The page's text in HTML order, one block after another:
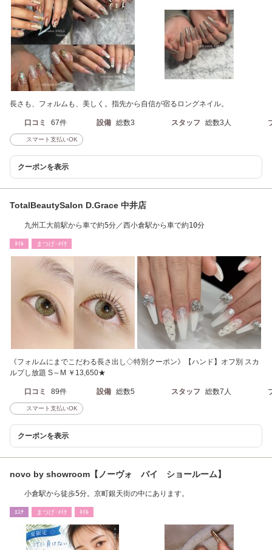
長さも、フォルムも、美しく。指先から自信が宿るロングネイル。
口コミ 67件 設備 総数3 スタッフ 総数3人
スマート支払いOK
クーポンを表示
TotalBeautySalon D.Grace 中井店
九州工大前駅から車で約5分／西小倉駅から車で約10分
ﾈｲﾙ まつげ･ﾒｲｸ
《フォルムにまでこだわる長さ出し◇特別クーポン》【ハンド】オフ別 スカ
ルプし放題 S～M ￥13,650★
口コミ 89件 設備 総数5 スタッフ 総数7人
スマート支払いOK
クーポンを表示
novo by showroom【ノーヴォ バイ ショールーム】
小倉駅から徒歩5分。京町銀天街の中にあります。
ｴｽﾃ まつげ･ﾒｲｸ ﾈｲﾙ